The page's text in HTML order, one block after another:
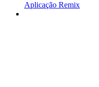
Aplicação Remix